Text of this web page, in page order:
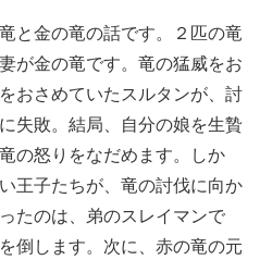
と金の竜の話です。２匹の竜
が金の竜です。竜の猛威をお
おさめていたスルタンが、討
失敗。結局、自分の娘を生贄
の怒りをなだめます。しか
王子たちが、竜の討伐に向か
たのは、弟のスレイマンで
倒します。次に、赤の竜の元